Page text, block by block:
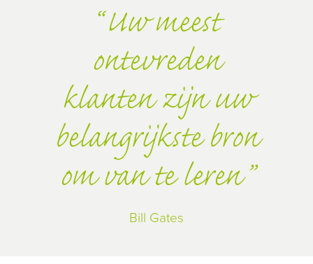
Uw meest
ontevreden
klanten zijn uw
belangrijkste bron
om van te leren
Bill Gates